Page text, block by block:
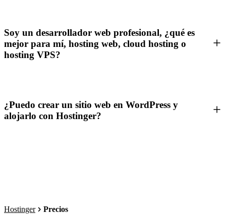
Soy un desarrollador web profesional, ¿qué es
mejor para mí, hosting web, cloud hosting o
hosting VPS?
¿Puedo crear un sitio web en WordPress y
alojarlo con Hostinger?
Hostinger Precios